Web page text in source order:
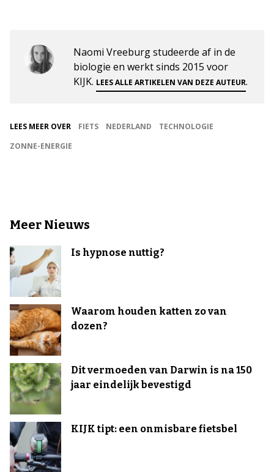
Naomi Vreeburg studeerde af in de
biologie en werkt sinds 2015 voor
KIJK. LEES ALLE ARTIKELEN VAN DEZE AUTEUR.
LEES MEER OVER FIETS NEDERLAND
TECHNOLOGIE
ZONNE-ENERGIE
Meer Nieuws
Is hypnose nuttig?
Waarom houden katten zo van
dozen?
Dit vermoeden van Darwin is na 150
jaar eindelijk bevestigd
KIJK tipt: een onmisbare fietsbel